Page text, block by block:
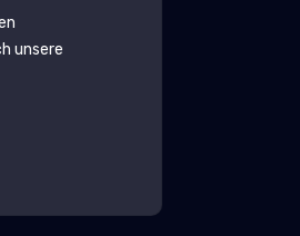
unsere